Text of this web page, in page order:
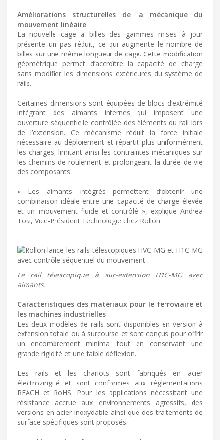
Améliorations structurelles de la mécanique du
mouvement linéaire
La nouvelle cage à billes des gammes mises à jour
présente un pas réduit, ce qui augmente le nombre de
billes sur une même longueur de cage. Cette modification
géométrique permet d’accroître la capacité de charge
sans modifier les dimensions extérieures du système de
rails.
Certaines dimensions sont équipées de blocs d’extrémité
intégrant des aimants internes qui imposent une
ouverture séquentielle contrôlée des éléments du rail lors
de l’extension. Ce mécanisme réduit la force initiale
nécessaire au déploiement et répartit plus uniformément
les charges, limitant ainsi les contraintes mécaniques sur
les chemins de roulement et prolongeant la durée de vie
des composants.
« Les aimants intégrés permettent d’obtenir une
combinaison idéale entre une capacité de charge élevée
et un mouvement fluide et contrôlé », explique Andrea
Tosi, Vice-Président Technologie chez Rollon.
Le rail télescopique à sur-extension H1C-MG avec
aimants.
Caractéristiques des matériaux pour le ferroviaire et
les machines industrielles
Les deux modèles de rails sont disponibles en version à
extension totale ou à surcourse et sont conçus pour offrir
un encombrement minimal tout en conservant une
grande rigidité et une faible déflexion.
Les rails et les chariots sont fabriqués en acier
électrozingué et sont conformes aux réglementations
REACH et RoHS. Pour les applications nécessitant une
résistance accrue aux environnements agressifs, des
versions en acier inoxydable ainsi que des traitements de
surface spécifiques sont proposés.